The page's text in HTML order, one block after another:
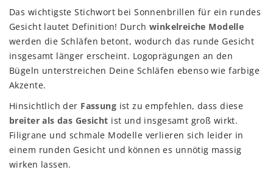
Das wichtigste Stichwort bei Sonnenbrillen für ein rundes
Gesicht lautet Definition! Durch winkelreiche Modelle
werden die Schläfen betont, wodurch das runde Gesicht
insgesamt länger erscheint. Logoprägungen an den
Bügeln unterstreichen Deine Schläfen ebenso wie farbige
Akzente.
Hinsichtlich der Fassung ist zu empfehlen, dass diese
breiter als das Gesicht ist und insgesamt groß wirkt.
Filigrane und schmale Modelle verlieren sich leider in
einem runden Gesicht und können es unnötig massig
wirken lassen.